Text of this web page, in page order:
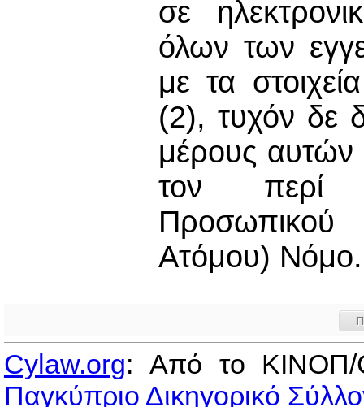
σε
όλων των
με τα
(2), τυχόν δε
μέρους αυτών
τον περί
Προσωπικού
Ατόμου) Νόμο.
Cylaw.org: Από το
Παγκύπριο Δικηγορικό